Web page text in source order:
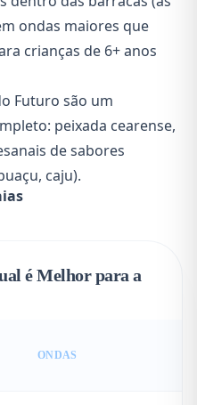
ondas maiores que
crianças de 6+ anos
Futuro são um
peixada cearense,
de sabores
caju).
é Melhor para a
ONDAS